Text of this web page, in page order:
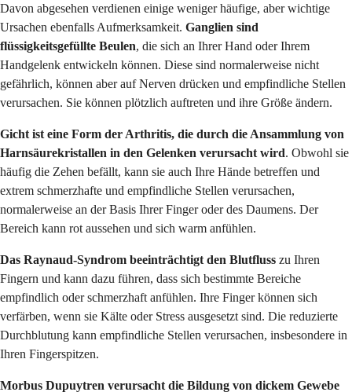
Davon abgesehen verdienen einige weniger häufige, aber wichtige
Ursachen ebenfalls Aufmerksamkeit. Ganglien sind
flüssigkeitsgefüllte Beulen, die sich an Ihrer Hand oder Ihrem
Handgelenk entwickeln können. Diese sind normalerweise nicht
gefährlich, können aber auf Nerven drücken und empfindliche Stellen
verursachen. Sie können plötzlich auftreten und ihre Größe ändern.
Gicht ist eine Form der Arthritis, die durch die Ansammlung von
Harnsäurekristallen in den Gelenken verursacht wird. Obwohl sie
häufig die Zehen befällt, kann sie auch Ihre Hände betreffen und
extrem schmerzhafte und empfindliche Stellen verursachen,
normalerweise an der Basis Ihrer Finger oder des Daumens. Der
Bereich kann rot aussehen und sich warm anfühlen.
Das Raynaud-Syndrom beeinträchtigt den Blutfluss zu Ihren
Fingern und kann dazu führen, dass sich bestimmte Bereiche
empfindlich oder schmerzhaft anfühlen. Ihre Finger können sich
verfärben, wenn sie Kälte oder Stress ausgesetzt sind. Die reduzierte
Durchblutung kann empfindliche Stellen verursachen, insbesondere in
Ihren Fingerspitzen.
Morbus Dupuytren verursacht die Bildung von dickem Gewebe